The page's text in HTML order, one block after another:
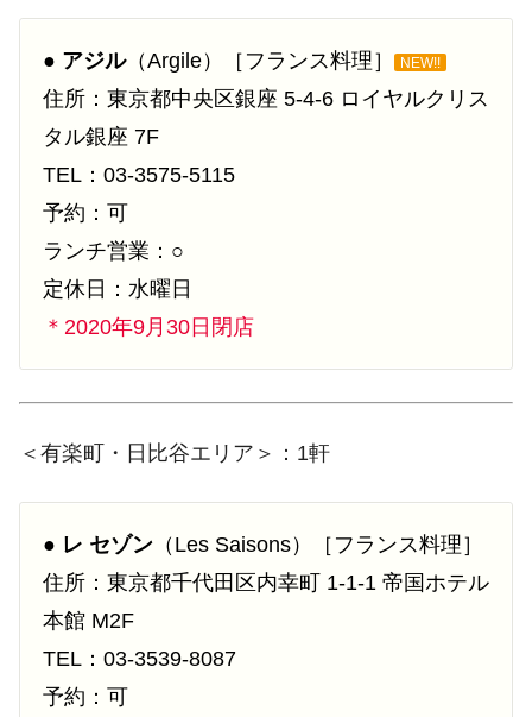
● アジル（Argile）［フランス料理］ NEW!!
住所：東京都中央区銀座 5-4-6 ロイヤルクリス
タル銀座 7F
TEL：03-3575-5115
予約：可
ランチ営業：○
定休日：水曜日
＊2020年9月30日閉店
＜有楽町・日比谷エリア＞：1軒
● レ セゾン （Les Saisons）［フランス料理］
住所：東京都千代田区内幸町 1-1-1 帝国ホテル
本館 M2F
TEL：03-3539-8087
予約：可